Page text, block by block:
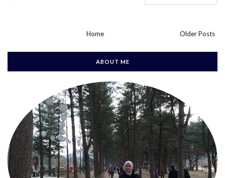
Older Posts
Home
ABOUT ME